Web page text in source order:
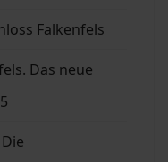
Falkenfels
Das neue